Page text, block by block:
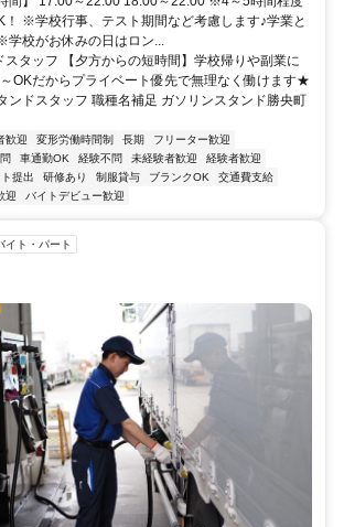
※学校行事、テスト期間など考慮します♪学業と
学校がお休みの日はロン...
スタッフ 【夕方からの短時間】学校帰りや副業に
OKだからプライベート優先で無理なく働けます★
ンドスタッフ 職種名補足 ガソリンスタンド勝央町
歓迎 変形労働時間制 長期
フリーター歓迎
車通勤OK 経験不問 未経験者歓迎
経験者歓迎
提出 研修あり 制服貸与 ブランクOK
交通費支給
迎 バイトデビュー歓迎
イト・パート